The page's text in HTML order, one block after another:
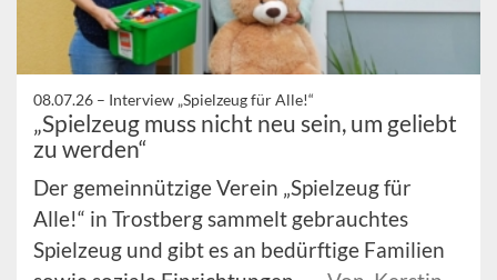
08.07.26 – Interview „Spielzeug für Alle!“
„Spielzeug muss nicht neu sein, um geliebt
zu werden“
Der gemeinnützige Verein „Spielzeug für
Alle!“ in Trostberg sammelt gebrauchtes
Spielzeug und gibt es an bedürftige Familien